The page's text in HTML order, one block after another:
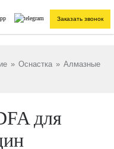
Заказать звонок
» Оснастка » Алмазные
для